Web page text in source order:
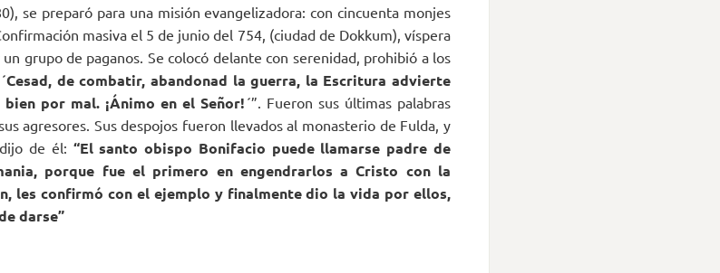
se preparó para una misión evangelizadora: con cincuenta monjes
masiva el 5 de junio del 754, (ciudad de Dokkum), víspera
grupo de paganos. Se colocó delante con serenidad, prohibió a los
Cesad, de combatir, abandonad la guerra, la Escritura advierte
por mal. ¡Ánimo en el Señor! ´”. Fueron sus últimas palabras
agresores. Sus despojos fueron llevados al monasterio de Fulda, y
de él: “El santo obispo Bonifacio puede llamarse padre de
porque fue el primero en engendrarlos a Cristo con la
les confirmó con el ejemplo y finalmente dio la vida por ellos,
darse”